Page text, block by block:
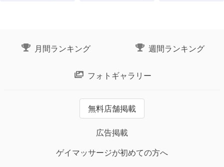
月間ランキング 週間ランキング
フォトギャラリー
無料店舗掲載
広告掲載
ゲイマッサージが初めての方へ